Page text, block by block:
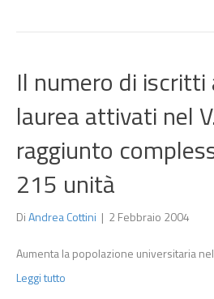
Il numero di iscritti
laurea attivati nel
raggiunto
215 unità
DiAndrea Cottini | 2 Febbraio 2004
Aumenta la popolazione universitaria
Leggi tutto